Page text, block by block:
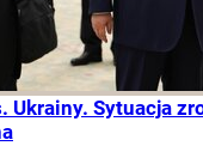
Ukrainy. Sytuacja